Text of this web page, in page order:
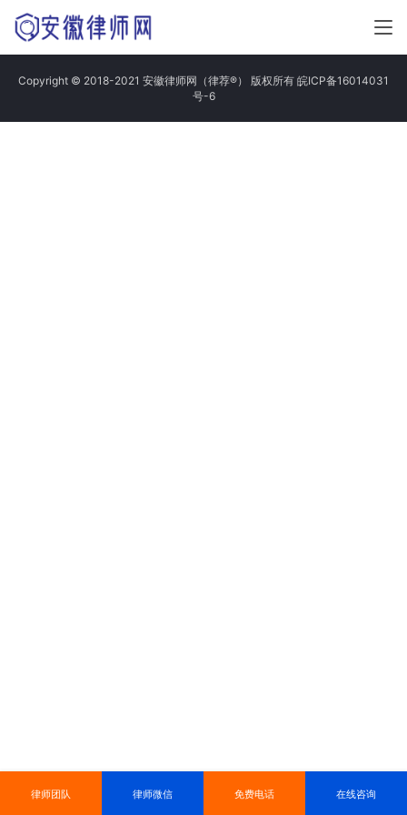
Copyright © 2018-2021 安徽律师网（律荐®） 版权所有 皖ICP备16014031
号-6
律师团队 律师微信 免费电话 在线咨询